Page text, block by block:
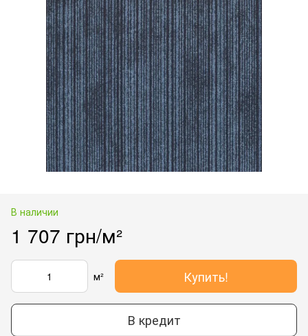
В наличии
1 707 грн/м²
м² Купить!
В кредит